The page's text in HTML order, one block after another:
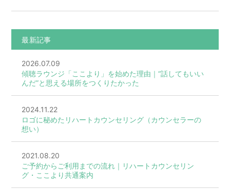
最新記事
2026.07.09
傾聴ラウンジ「ここより」を始めた理由｜“話してもいい
んだ”と思える場所をつくりたかった
2024.11.22
ロゴに秘めたリハートカウンセリング（カウンセラーの
想い）
2021.08.20
ご予約からご利用までの流れ｜リハートカウンセリン
グ・ここより共通案内